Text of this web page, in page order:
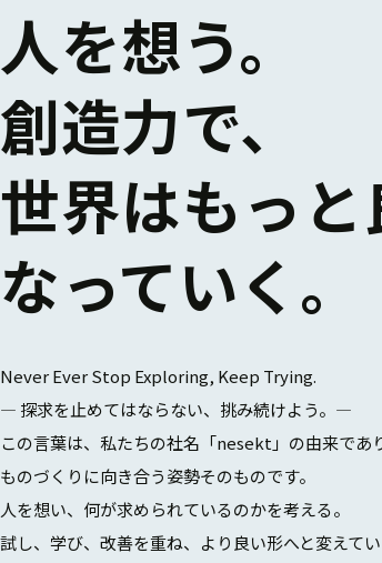
人を想う。
創造力で、
世界はもっと
なっていく。
Never Ever Stop Exploring, Keep Trying.
― 探求を止めてはならない、挑み続けよう。―
この言葉は、私たちの社名「nesekt」の由来であり
ものづくりに向き合う姿勢そのものです。
人を想い、何が求められているのかを考える。
試し、学び、改善を重ね、より良い形へと変えてい